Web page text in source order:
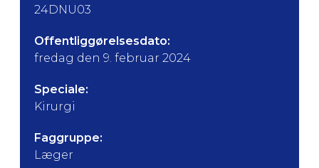
24DNU03
Offentliggørelsesdato:
fredag den 9. februar 2024
Speciale:
Kirurgi
Faggruppe:
Læger